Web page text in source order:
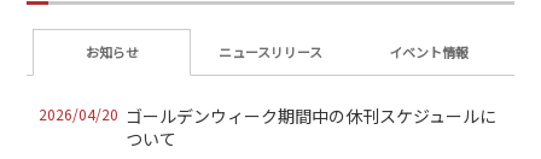
お知らせ ニュースリリース イベント情報
2026/04/20 ゴールデンウィーク期間中の休刊スケジュールに
ついて